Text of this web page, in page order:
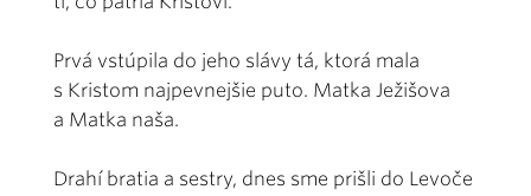
Prvá vstúpila do jeho slávy tá, ktorá mala
s Kristom najpevnejšie puto. Matka Ježišova
a Matka naša.
Drahí bratia a sestry, dnes sme prišli do Levoče